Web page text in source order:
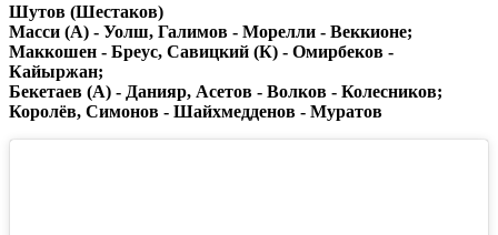
Шутов (Шестаков)
Масси (А) - Уолш, Галимов - Морелли - Веккионе;
Маккошен - Бреус, Савицкий (К) - Омирбеков -
Кайыржан;
Бекетаев (А) - Данияр, Асетов - Волков - Колесников;
Королёв, Симонов - Шайхмедденов - Муратов